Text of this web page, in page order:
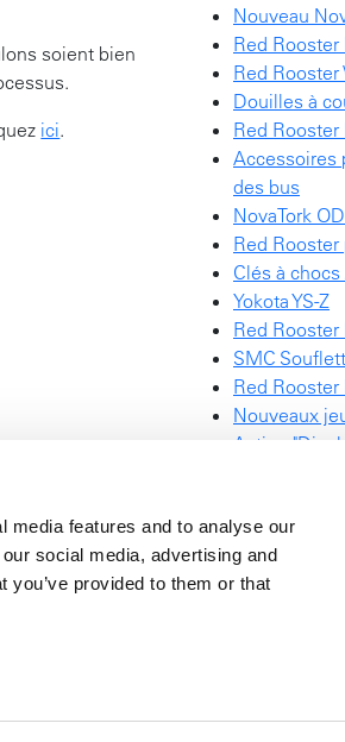
media features and to analyse our
social media, advertising and
provided to them or that
soient bien
ici.
Nouveau
Red Rooster
Red
Douilles à
Red Rooster
Accessoires
des bus
NovaTork
Red
Clés à chocs
Yokota YS-Z
Red Rooster
SMC
Red Rooster
Nouveaux
Action
Le catalogue
SAE